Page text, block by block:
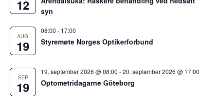
12
syn
AUG
19
08:00 - 17:00
Styremøte Norges Optikerforbund
SEP
19
19. september 2026 @ 08:00 -20. september 2026 @ 17:00
Optometridagarne Göteborg